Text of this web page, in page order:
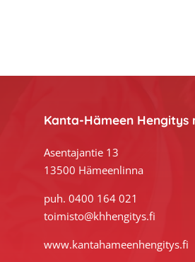
Kanta-Hämeen Hengitys
Asentajantie 13
13500 Hämeenlinna
puh. 0400 164 021
toimisto@khhengitys.fi
www.kantahameenhengitys.fi